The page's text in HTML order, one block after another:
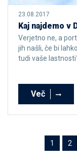
23.08.2017
Kaj najdemo v
Verjetno ne, a
jih našli, če bi
tudi vaše lastnosti?
Več
1 2